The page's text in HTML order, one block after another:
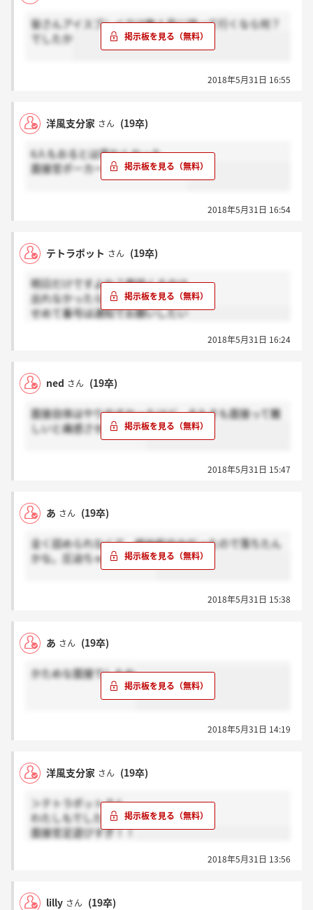
皆さんアイスブレイクは無人島に持って行くなら何？
でしたか
2018年5月31日 16:55
洋風支分家 さん (19卒)
6人もおるとは思わんかった。
面接官ポーカーフェイスやったね
2018年5月31日 16:54
テトラポット さん (19卒)
明日だけですよね？電話くるのは
出れなかったら終わりって、、、
せめて番号は通知でお願いしたい
2018年5月31日 16:24
ned さん (19卒)
面接自体はやりやすかったけど、そもそも面接って難
しいと痛感させられた。
2018年5月31日 15:47
あ さん (19卒)
全く詰められなくて、終始和やかだったので落ちたん
かな。圧迫ちゃうかったし
2018年5月31日 15:38
あ さん (19卒)
かためな面接でしたね
2018年5月31日 14:19
洋風支分家 さん (19卒)
＞テトラポットさん
わたしもでした。。。
面接官足遊びすぎ！！
2018年5月31日 13:56
lilly さん (19卒)